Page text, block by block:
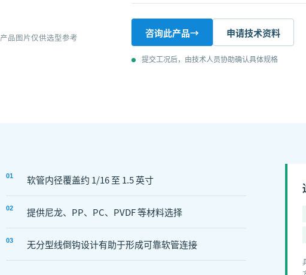
产品图片仅供选型参考 咨询此产品→ 申请技术资料
提交工况后，由技术人员协助确认具体规格
01 软管内径覆盖约 1/16 至 1.5 英寸
02 提供尼龙、PP、PC、PVDF 等材料选择
03 无分型线倒钩设计有助于形成可靠软管连接